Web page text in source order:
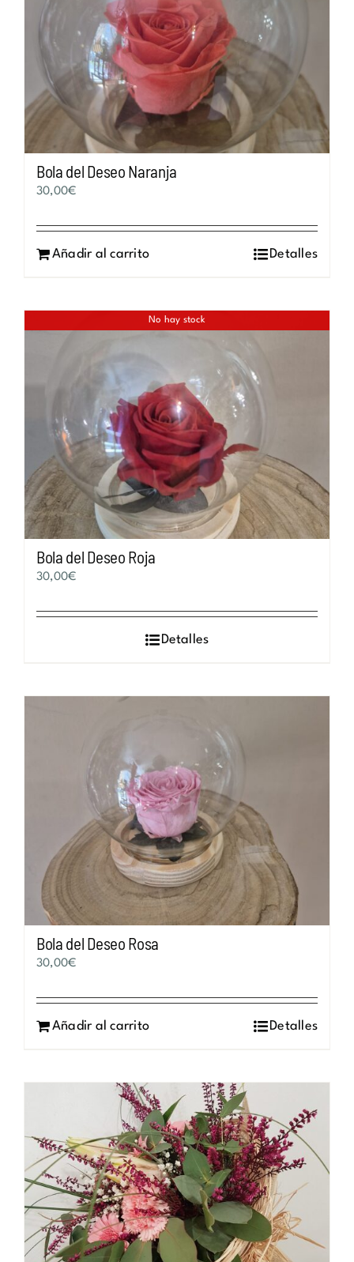
Bola del Deseo Naranja
30,00€
Añadir al carrito Detalles
No hay stock
Bola del Deseo Roja
30,00€
Detalles
Bola del Deseo Rosa
30,00€
Añadir al carrito Detalles